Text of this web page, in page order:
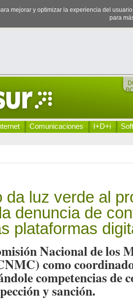
mejorar y optimizar la experiencia del
para
Comunicaciones I+D+i
da luz verde al
denuncia de
plataformas
Nacional de los
como
competencias de
y sanción.